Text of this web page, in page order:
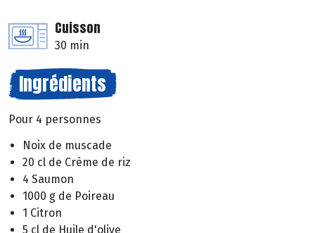
Cuisson
30 min
Ingrédients
Pour 4 personnes
Noix de muscade
20 cl de Crème de riz
4 Saumon
1000 g de Poireau
1 Citron
5 cl de Huile d'olive